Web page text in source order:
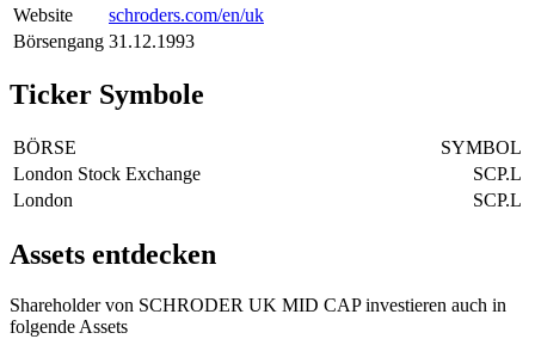
Website
schroders.com/en/uk
Börsengang 31.12.1993
Ticker Symbole
BÖRSE
SYMBOL
London Stock Exchange
SCP.L
London
SCP.L
Assets entdecken
Shareholder von SCHRODER UK MID CAP investieren auch in
folgende Assets